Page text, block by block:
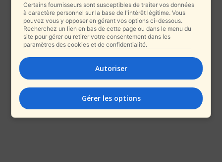
Certains fournisseurs sont susceptibles de traiter vos données
à caractère personnel sur la base de l'intérêt légitime. Vous
pouvez vous y opposer en gérant vos options ci-dessous.
Recherchez un lien en bas de cette page ou dans le menu du
site pour gérer ou retirer votre consentement dans les
paramètres des cookies et de confidentialité.
Autoriser
Gérer les options